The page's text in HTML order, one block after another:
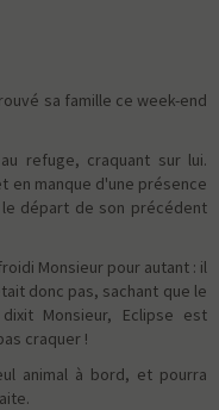
sa famille ce week-end
refuge, craquant sur lui.
en manque d'une présence
départ de son précédent
Monsieur pour autant : il
donc pas, sachant que le
Monsieur, Eclipse est
craquer !
animal à bord, et pourra